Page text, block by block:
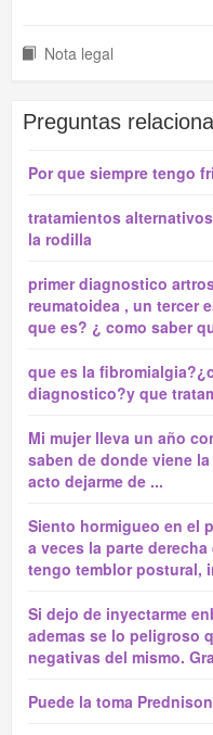
Nota legal
Preguntas
Por que siempre tengo
tratamientos
la rodilla
primer diagnostico
reumatoidea , un tercer
que es? ¿ como saber
que es la
diagnostico?y que
Mi mujer lleva un año
saben de donde viene
acto dejarme de ...
Siento hormigueo en el
a veces la parte
tengo temblor postural,
Si dejo de inyectarme
ademas se lo peligroso
negativas del mismo.
Puede la toma